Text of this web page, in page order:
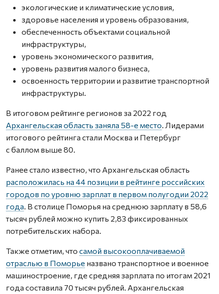
экологические и климатические условия,
здоровье населения и уровень образования,
обеспеченность объектами социальной
инфраструктуры,
уровень экономического развития,
уровень развития малого бизнеса,
освоенность территории и развитие транспортной
инфраструктуры.
В итоговом рейтинге регионов за 2022 год
Архангельская область заняла 58-е место. Лидерами
итогового рейтинга стали Москва и Петербург
с баллом выше 80.
Ранее стало известно, что Архангельская область
расположилась на 44 позиции в рейтинге российских
городов по уровню зарплат в первом полугодии 2022
года. В столице Поморья на среднюю зарплату в 58,6
тысяч рублей можно купить 2,83 фиксированных
потребительских набора.
Также отметим, что самой высокооплачиваемой
отраслью в Поморье названо транспортное и военное
машиностроение, где средняя зарплата по итогам 2021
года составила 70 тысяч рублей. Архангельская